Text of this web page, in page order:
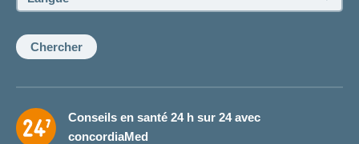
de
conseillère:
Chercher
Conseils en santé 24 h sur 24 avec
concordiaMed